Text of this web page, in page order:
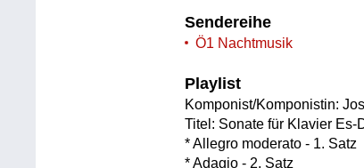
Sendereihe
Ö1 Nachtmusik
Playlist
Komponist/Komponistin:
Titel: Sonate für Klavier Es-
* Allegro moderato - 1. Satz
* Adagio - 2. Satz